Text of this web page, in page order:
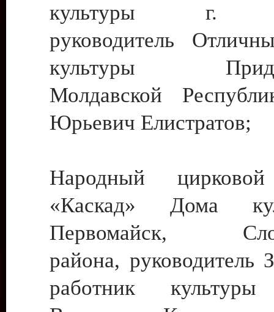
культуры г.
руководитель
культуры
Молдавской
Юрьевич Елистратов;
Народный цирковой
«Каскад» Дома
Первомайск,
района, руководитель
работник культуры